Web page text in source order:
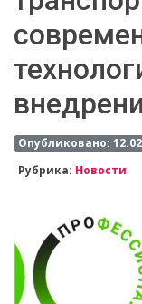
Опубликовано:
Рубрика: Новости